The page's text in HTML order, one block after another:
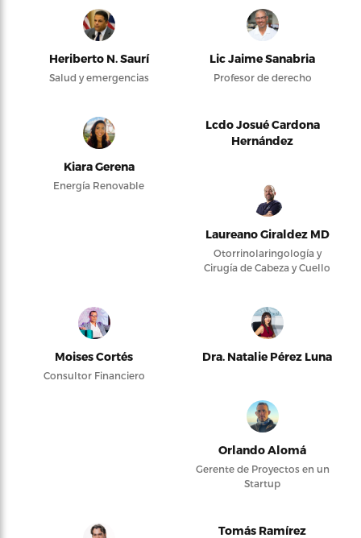
Heriberto N. Saurí
Salud y emergencias
Lic Jaime Sanabria
Profesor de derecho
Kiara Gerena
Energía Renovable
Lcdo Josué Cardona
Hernández
Laureano Giraldez MD
Otorrinolaringología y
Cirugía de Cabeza y Cuello
Moises Cortés
Consultor Financiero
Dra. Natalie Pérez Luna
Orlando Alomá
Gerente de Proyectos en un
Startup
Tomás Ramírez